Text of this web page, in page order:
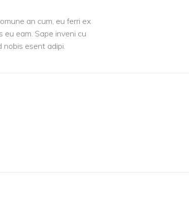
an cum, eu ferri ex
eu eam. Sape inveni cu
nobis esent adipi.